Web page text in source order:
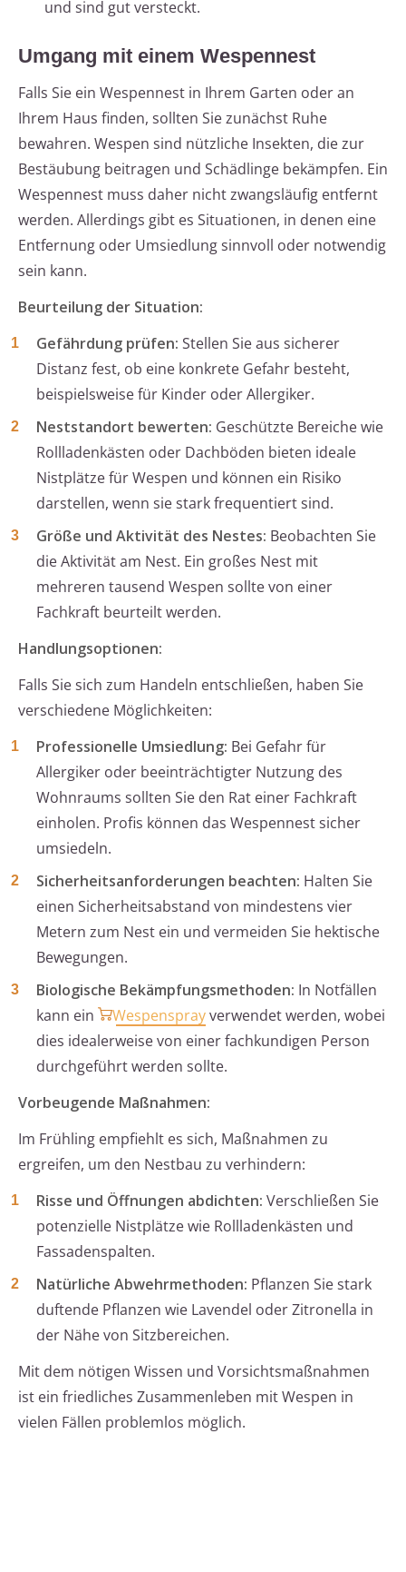
und sind gut versteckt.
Umgang mit einem Wespennest
Falls Sie ein Wespennest in Ihrem Garten oder an
Ihrem Haus finden, sollten Sie zunächst Ruhe
bewahren. Wespen sind nützliche Insekten, die zur
Bestäubung beitragen und Schädlinge bekämpfen. Ein
Wespennest muss daher nicht zwangsläufig entfernt
werden. Allerdings gibt es Situationen, in denen eine
Entfernung oder Umsiedlung sinnvoll oder notwendig
sein kann.
Beurteilung der Situation:
Gefährdung prüfen: Stellen Sie aus sicherer
Distanz fest, ob eine konkrete Gefahr besteht,
beispielsweise für Kinder oder Allergiker.
Neststandort bewerten: Geschützte Bereiche wie
Rollladenkästen oder Dachböden bieten ideale
Nistplätze für Wespen und können ein Risiko
darstellen, wenn sie stark frequentiert sind.
Größe und Aktivität des Nestes: Beobachten Sie
die Aktivität am Nest. Ein großes Nest mit
mehreren tausend Wespen sollte von einer
Fachkraft beurteilt werden.
Handlungsoptionen:
Falls Sie sich zum Handeln entschließen, haben Sie
verschiedene Möglichkeiten:
Professionelle Umsiedlung: Bei Gefahr für
Allergiker oder beeinträchtigter Nutzung des
Wohnraums sollten Sie den Rat einer Fachkraft
einholen. Profis können das Wespennest sicher
umsiedeln.
Sicherheitsanforderungen beachten: Halten Sie
einen Sicherheitsabstand von mindestens vier
Metern zum Nest ein und vermeiden Sie hektische
Bewegungen.
Biologische Bekämpfungsmethoden: In Notfällen
kann ein
Wespensprayverwendet werden, wobei
dies idealerweise von einer fachkundigen Person
durchgeführt werden sollte.
Vorbeugende Maßnahmen:
Im Frühling empfiehlt es sich, Maßnahmen zu
ergreifen, um den Nestbau zu verhindern:
Risse und Öffnungen abdichten: Verschließen Sie
potenzielle Nistplätze wie Rollladenkästen und
Fassadenspalten.
Natürliche Abwehrmethoden: Pflanzen Sie stark
duftende Pflanzen wie Lavendel oder Zitronella in
der Nähe von Sitzbereichen.
Mit dem nötigen Wissen und Vorsichtsmaßnahmen
ist ein friedliches Zusammenleben mit Wespen in
vielen Fällen problemlos möglich.